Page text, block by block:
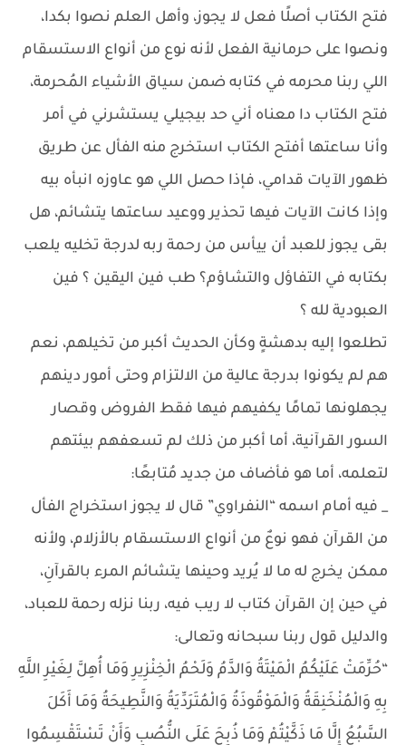
فتح الكتاب أصلًا فعل لا يجوز، وأهل العلم نصوا بكدا،
ونصوا على حرمانية الفعل لأنه نوع من أنواع الاستسقام
اللي ربنا محرمه في كتابه ضمن سياق الأشياء المُحرمة،
فتح الكتاب دا معناه أني حد بيجيلي يستشرني في أمر
وأنا ساعتها أفتح الكتاب استخرج منه الفأل عن طريق
ظهور الآيات قدامي، فإذا حصل اللي هو عاوزه انبأه بيه
وإذا كانت الآيات فيها تحذير ووعيد ساعتها يتشائم، هل
بقى يجوز للعبد أن ييأس من رحمة ربه لدرجة تخليه يلعب
بكتابه في التفاؤل والتشاؤم؟ طب فين اليقين ؟ فين
العبودية لله ؟
تطلعوا إليه بدهشةٍ وكأن الحديث أكبر من تخيلهم، نعم
هم لم يكونوا بدرجة عالية من الالتزام وحتى أمور دينهم
يجهلونها تمامًا يكفيهم فيها فقط الفروض وقصار
السور القرآنية، أما أكبر من ذلك لم تسعفهم بيئتهم
لتعلمه، أما هو فأضاف من جديد مُتابعًا:
_ فيه أمام اسمه “النفراوي” قال لا يجوز استخراج الفأل
من القرآن فهو نوعٌ من أنواع الاستسقام بالأزلام، ولأنه
ممكن يخرج له ما لا يُريد وحينها يتشائم المرء بالقرآنِ،
في حين إن القرآن كتاب لا ريب فيه، ربنا نزله رحمة للعباد،
والدليل قول ربنا سبحانه وتعالى:
“حُرِّمَتْ عَلَيْكُمُ الْمَيْتَةُ وَالدَّمُ وَلَحْمُ الْخِنْزِيرِ وَمَا أُهِلَّ لِغَيْرِ اللَّهِ
بِهِ وَالْمُنْخَنِقَةُ وَالْمَوْقُوذَةُ وَالْمُتَرَدِّيَةُ وَالنَّطِيحَةُ وَمَا أَكَلَ
السَّبُعُ إِلَّا مَا ذَكَّيْتُمْ وَمَا ذُبِحَ عَلَى النُّصُبِ وَأَنْ تَسْتَقْسِمُوا